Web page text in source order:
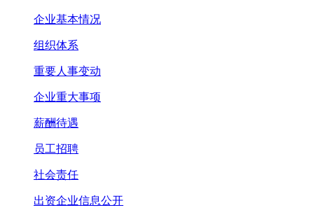
企业基本情况
组织体系
重要人事变动
企业重大事项
薪酬待遇
员工招聘
社会责任
出资企业信息公开